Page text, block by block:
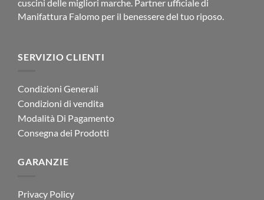
cuscini delle migliori marche. Partner ufficiale di
Manifattura Falomo per il benessere del tuo riposo.
SERVIZIO CLIENTI
Condizioni Generali
Condizioni di vendita
Modalità Di Pagamento
Consegna dei Prodotti
GARANZIE
Privacy Policy